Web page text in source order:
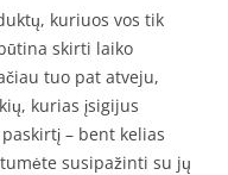
kuriuos vos tik
skirti laiko
tuo pat atveju,
kurias įsigijus
– bent kelias
susipažinti su jų